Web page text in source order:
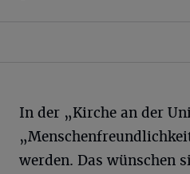
In der „Kirche an der
werden. Das wünschen